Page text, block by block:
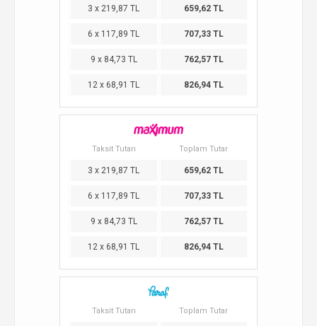
3 x 219,87 TL 659,62 TL
6 x 117,89 TL 707,33 TL
9 x 84,73 TL 762,57 TL
12 x 68,91 TL 826,94 TL
Taksit Tutarı Toplam Tutar
3 x 219,87 TL 659,62 TL
6 x 117,89 TL 707,33 TL
9 x 84,73 TL 762,57 TL
12 x 68,91 TL 826,94 TL
Taksit Tutarı Toplam Tutar